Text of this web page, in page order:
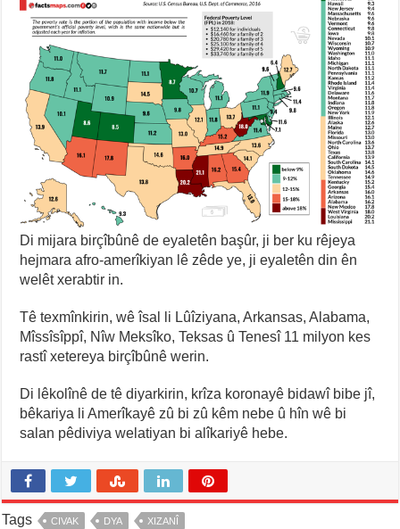
Di mijara birçîbûnê de eyaletên başûr, ji ber ku rêjeya
hejmara afro-amerîkiyan lê zêde ye, ji eyaletên din ên
welêt xerabtir in.
Tê texmînkirin, wê îsal li Lûîziyana, Arkansas, Alabama,
Mîssîsîppî, Nîw Meksîko, Teksas û Tenesî 11 milyon kes
rastî xetereya birçîbûnê werin.
Di lêkolînê de tê diyarkirin, krîza koronayê bidawî bibe jî,
bêkariya li Amerîkayê zû bi zû kêm nebe û hîn wê bi
salan pêdiviya welatiyan bi alîkariyê hebe.
Tags CIVAK DYA XIZANÎ